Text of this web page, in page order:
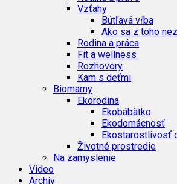
Vzťahy
Bútľavá vŕba
Ako sa z toho
Rodina a práca
Fit a wellness
Rozhovory
Kam s deťmi
Biomamy
Ekorodina
Ekobábätko
Ekodomácnosť
Ekostarostlivosť
Životné prostredie
Na zamyslenie
Video
Archív